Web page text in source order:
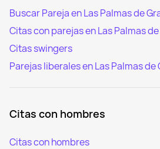
Buscar Pareja en Las Palmas de
Citas con parejas en Las Palmas
Citas swingers
Parejas liberales en Las Palmas de
Citas con hombres
Citas con hombres